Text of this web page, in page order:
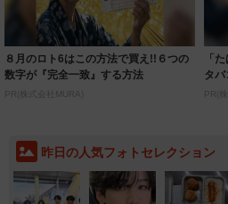
８月のロト6はこの方法で買え!!６つの
数字が『完全一致』する方法
PR(株式会社MURA)
「
タバ
PR(
昨日の人気フォトセレクション